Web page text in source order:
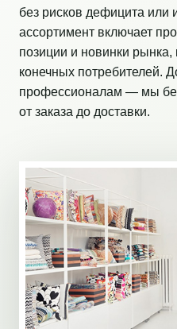
без рисков дефицита или
ассортимент включает
позиции и новинки
конечных потребителей.
профессионалам — мы
от заказа до доставки.